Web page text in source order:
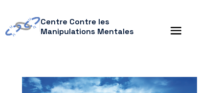
Centre Contre les
Manipulations Mentales